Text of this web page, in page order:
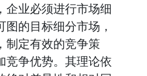
企业必须进行市场细
的目标细分市场，
制定有效的竞争策
竞争优势。其理论依